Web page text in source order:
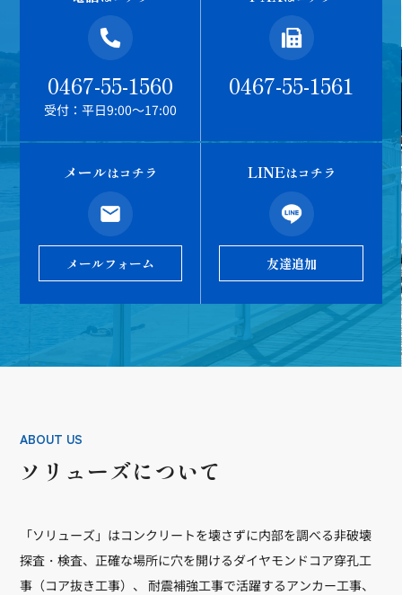
0467-55-1560
受付：平日9:00～17:00
0467-55-1561
メールはコチラ
メールフォーム
LINEはコチラ
友達追加
ABOUT US
ソリューズについて
「ソリューズ」はコンクリートを壊さずに内部を調べる非破壊
探査・検査、正確な場所に穴を開けるダイヤモンドコア穿孔工
事（コア抜き工事）、 耐震補強工事で活躍するアンカー工事、